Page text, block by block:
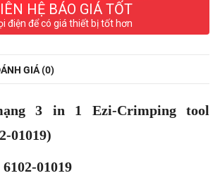
HỆ BÁO GIÁ TỐT
điện để có giá thiết bị tốt hơn
GIÁ (0)
3 in 1 Ezi-Crimping tool
01019)
01019